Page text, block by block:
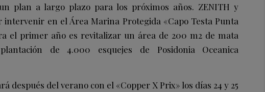
plan a largo plazo para los próximos años. ZENITH y
intervenir en el Área Marina Protegida «Capo Testa Punta
el primer año es revitalizar un área de 200 m2 de mata
de 4.000 esquejes de Posidonia Oceanica
después del verano con el «Copper X Prix» los días 24 y 25